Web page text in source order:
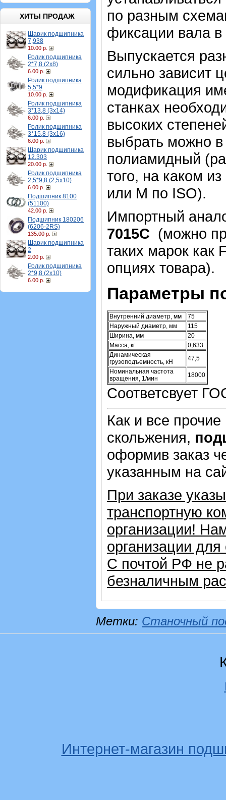
ХИТЫ ПРОДАЖ
Шарик подшипника
7,938
10.00 р.
Ролик подшипника
2*7,8 (2х8)
6.00 р.
Ролик подшипника
5,5*9
10.00 р.
Ролик подшипника
3*13,8 (3х14)
6.00 р.
Ролик подшипника
3*15,8 (3х16)
6.00 р.
Шарик подшипника
12,303
20.00 р.
Ролик подшипника
2,5*9,8 (2,5х10)
6.00 р.
Подшипник 8100
(51100)
42.00 р.
Подшипник 180206
(6206-2RS)
135.00 р.
Шарик подшипника
2
2.00 р.
Ролик подшипника
2*9,8 (2х10)
6.00 р.
по разным
фиксации вала
Выпускается
сильно зависит
модификация
станках
высоких
выбрать можно
полиамидный
того, на каком
или М по ISO).
Импортный
7015С (можно
таких марок как
опциях товара).
Параметры
Внутренний диаметр, мм
75
Наружный диаметр, мм
115
Ширина, мм
20
Масса, кг
0,633
Динамическая
грузоподъемность, кН
47,5
Номинальная частота
вращения, 1/мин
18000
Соответсвует
Как и все
скольжения,
оформив заказ
указанным на
При заказе
транспортную
организации!
организации
С почтой РФ не
безналичным
Метки: Станочный
Интернет-магазин